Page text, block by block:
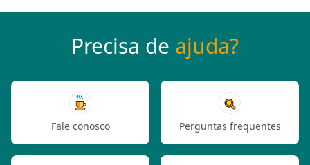
Precisa de ajuda?
Fale conosco Perguntas frequentes